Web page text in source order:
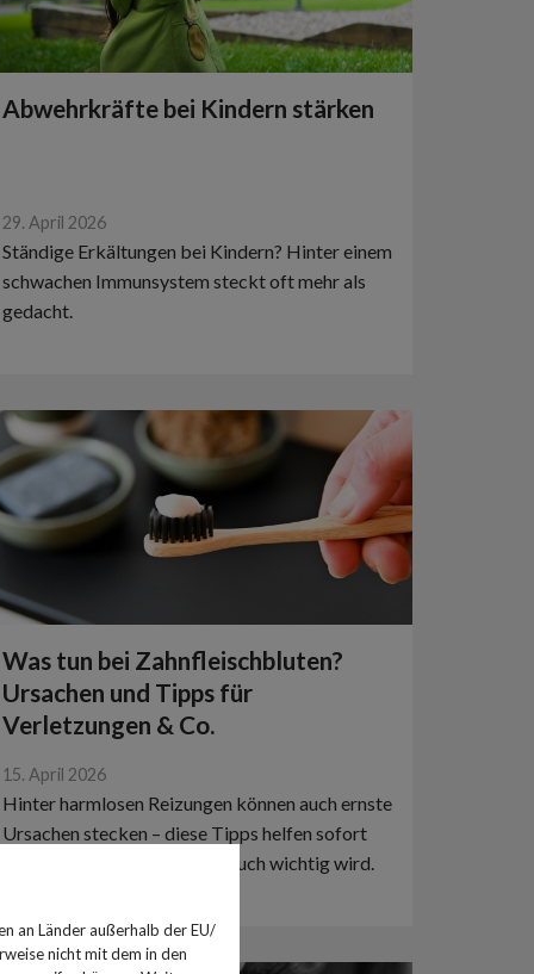
Abwehrkräfte bei Kindern stärken
29. April 2026
Ständige Erkältungen bei Kindern? Hinter einem
schwachen Immunsystem steckt oft mehr als
gedacht.
Was tun bei Zahnfleischbluten?
Ursachen und Tipps für
Verletzungen & Co.
15. April 2026
Hinter harmlosen Reizungen können auch ernste
Ursachen stecken – diese Tipps helfen sofort
und zeigen, wann ein Arztbesuch wichtig wird.
an Länder außerhalb der EU/
nicht mit dem in den